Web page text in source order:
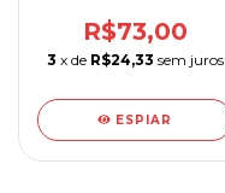
Cirúrgicos
R$73,00
3 x de R$24,33 sem juros
ESPIAR